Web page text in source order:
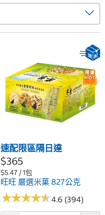
速配限區隔日達
$365
$5.47 / 1包
旺旺 嚴選米菓 827公克
★★★★★
★★★★★4.6 (394)